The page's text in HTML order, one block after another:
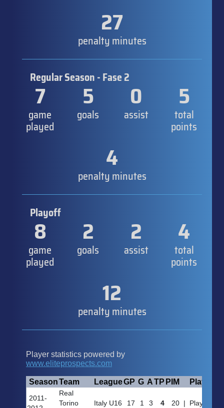
27
penalty minutes
Regular Season - Fase 2
7
game
played
5
goals
0
assist
5
total
points
4
penalty minutes
Playoff
8
game
played
2
goals
2
assist
4
total
points
12
penalty minutes